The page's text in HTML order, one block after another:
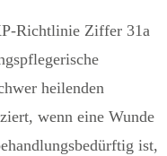
Richtlinie Ziffer 31a
heilenden
wenn eine Wunde
ist,